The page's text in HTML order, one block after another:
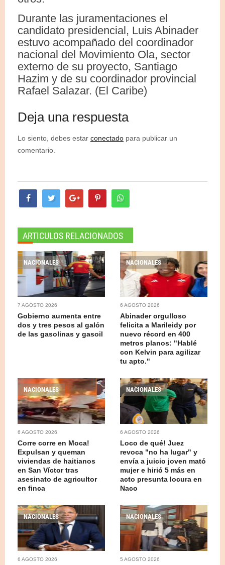
Durante las juramentaciones el
candidato presidencial, Luis Abinader
estuvo acompañado del coordinador
nacional del Movimiento Ola, sector
externo de su proyecto, Santiago
Hazim y de su coordinador provincial
Rafael Salazar. (El Caribe)
Deja una respuesta
Lo siento, debes estar conectado para publicar un
comentario.
ARTICULOS RELACIONADOS
NACIONALES
7 AGOSTO 2026
Gobierno aumenta entre
dos y tres pesos al galón
de las gasolinas y gasoil
NACIONALES
6 AGOSTO 2026
Abinader orgulloso
felicita a Marileidy por
nuevo récord en 400
metros planos: "Hablé
con Kelvin para agilizar
tu apto."
NACIONALES
6 AGOSTO 2026
Corre corre en Moca!
Expulsan y queman
viviendas de haitianos
en San Víctor tras
asesinato de agricultor
en finca
NACIONALES
6 AGOSTO 2026
Loco de qué! Juez
revoca "no ha lugar" y
envía a juicio joven mató
mujer e hirió 5 más en
acto presunta locura en
Naco
NACIONALES
6 AGOSTO 2026
NACIONALES
5 AGOSTO 2026